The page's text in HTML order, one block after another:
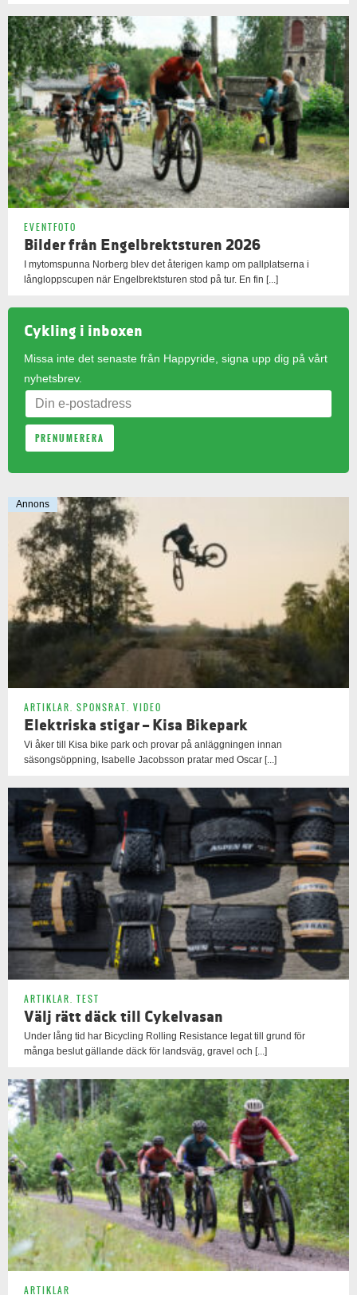
EVENTFOTO
Bilder från Engelbrektsturen 2026
I mytomspunna Norberg blev det återigen kamp om pallplatserna i
långloppscupen när Engelbrektsturen stod på tur. En fin [...]
Cykling i inboxen
Missa inte det senaste från Happyride, signa upp dig på vårt
nyhetsbrev.
Annons
ARTIKLAR, SPONSRAT, VIDEO
Elektriska stigar – Kisa Bikepark
Vi åker till Kisa bike park och provar på anläggningen innan
säsongsöppning, Isabelle Jacobsson pratar med Oscar [...]
ARTIKLAR, TEST
Välj rätt däck till Cykelvasan
Under lång tid har Bicycling Rolling Resistance legat till grund för
många beslut gällande däck för landsväg, gravel och [...]
ARTIKLAR